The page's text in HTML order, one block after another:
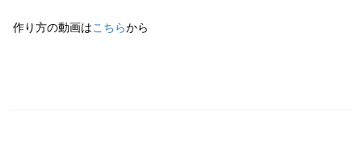
作り方の動画はこちらから